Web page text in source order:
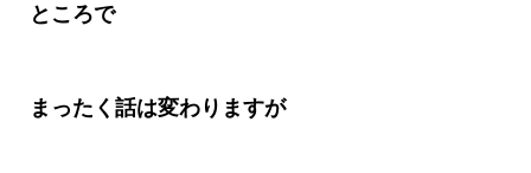
ところで
まったく話は変わりますが